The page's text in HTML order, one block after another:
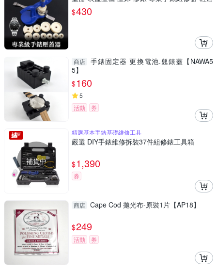
家8118
$430
商店
手錶固定器 更換電池.翹錶蓋【NAWA5
5】
$160
5
活動
券
補貨中
精選基本手錶基礎維修工具
嚴選 DIY手錶維修拆裝37件組修錶工具箱
$1,390
券
商店 Cape Cod 拋光布-原裝1片【AP18】
$249
活動 券